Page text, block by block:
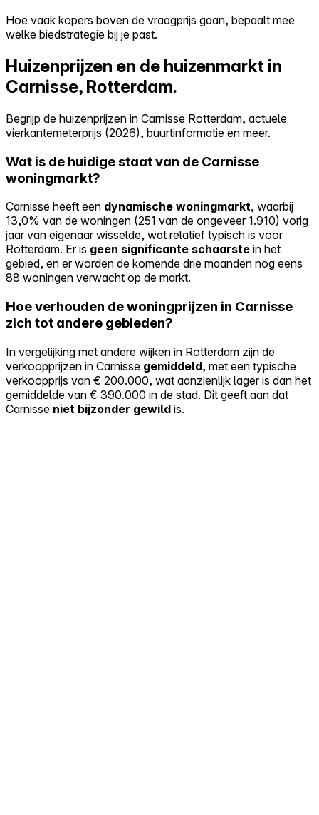
Hoe vaak kopers boven de vraagprijs gaan, bepaalt mee
welke biedstrategie bij je past.
Huizenprijzen en de huizenmarkt in
Carnisse, Rotterdam.
Begrijp de huizenprijzen in Carnisse Rotterdam, actuele
vierkantemeterprijs (2026), buurtinformatie en meer.
Wat is de huidige staat van de Carnisse
woningmarkt?
Carnisse heeft een dynamische woningmarkt, waarbij
13,0% van de woningen (251 van de ongeveer 1.910) vorig
jaar van eigenaar wisselde, wat relatief typisch is voor
Rotterdam. Er is geen significante schaarste in het
gebied, en er worden de komende drie maanden nog eens
88 woningen verwacht op de markt.
Hoe verhouden de woningprijzen in Carnisse
zich tot andere gebieden?
In vergelijking met andere wijken in Rotterdam zijn de
verkoopprijzen in Carnisse gemiddeld, met een typische
verkoopprijs van € 200.000, wat aanzienlijk lager is dan het
gemiddelde van € 390.000 in de stad. Dit geeft aan dat
Carnisse niet bijzonder gewild is.